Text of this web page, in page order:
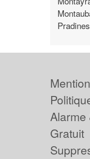
Pradines
Alarme
Gratuit